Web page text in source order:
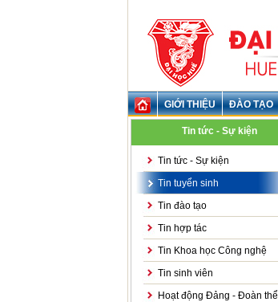
GIỚI THIỆU ĐÀO TẠO
Tin tức - Sự kiện
Tin tức - Sự kiện
Tin tuyển sinh
Tin đào tạo
Tin hợp tác
Tin Khoa học Công nghệ
Tin sinh viên
Hoạt động Đảng - Đoàn thể